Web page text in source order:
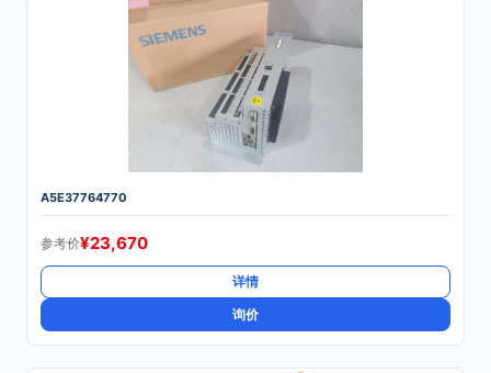
A5E37764770
参考价¥23,670
详情
询价